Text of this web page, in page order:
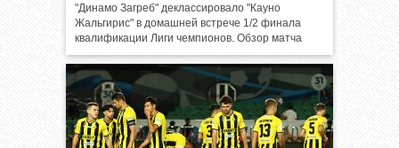
"Динамо Загреб" деклассировало "Кауно
Жальгирис" в домашней встрече 1/2 финала
квалификации Лиги чемпионов. Обзор матча